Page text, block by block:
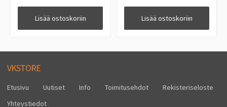
Lisää ostoskoriin Lisää ostoskoriin
VKSTORE
Etusivu Uutiset Info Toimitusehdot
Rekisteriseloste
Yhteystiedot